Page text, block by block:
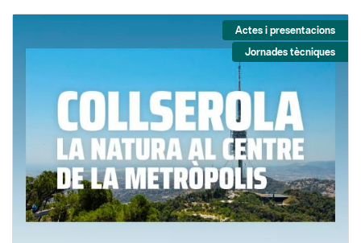
Actes i presentacions
Jornades tècniques